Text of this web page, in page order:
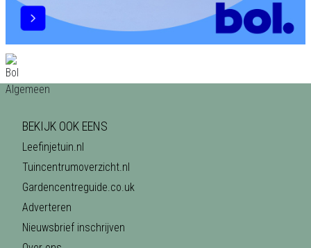
BEKIJK OOK EENS
Leefinjetuin.nl
Tuincentrumoverzicht.nl
Gardencentreguide.co.uk
Adverteren
Nieuwsbrief inschrijven